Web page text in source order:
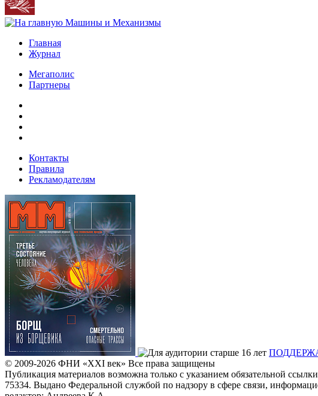
Главная
Журнал
Мегаполис
Партнеры
Контакты
Правила
Рекламодателям
© 2009-2026 ФHИ «XXI век» Все права защищены
Публикация материалов возможна только с указанием обязательной
75334. Выдано Федеральной службой по надзору в сфере связи,